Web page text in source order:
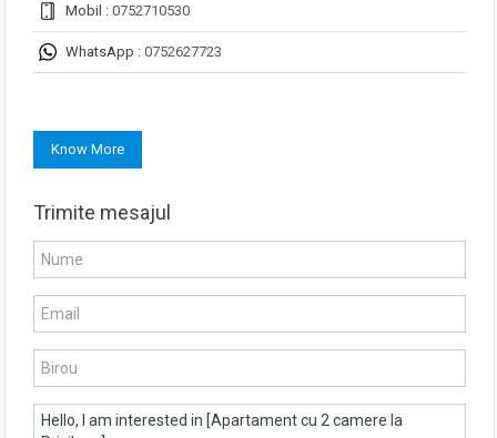
Mobil : 0752710530
WhatsApp : 0752627723
Know More
Trimite mesajul